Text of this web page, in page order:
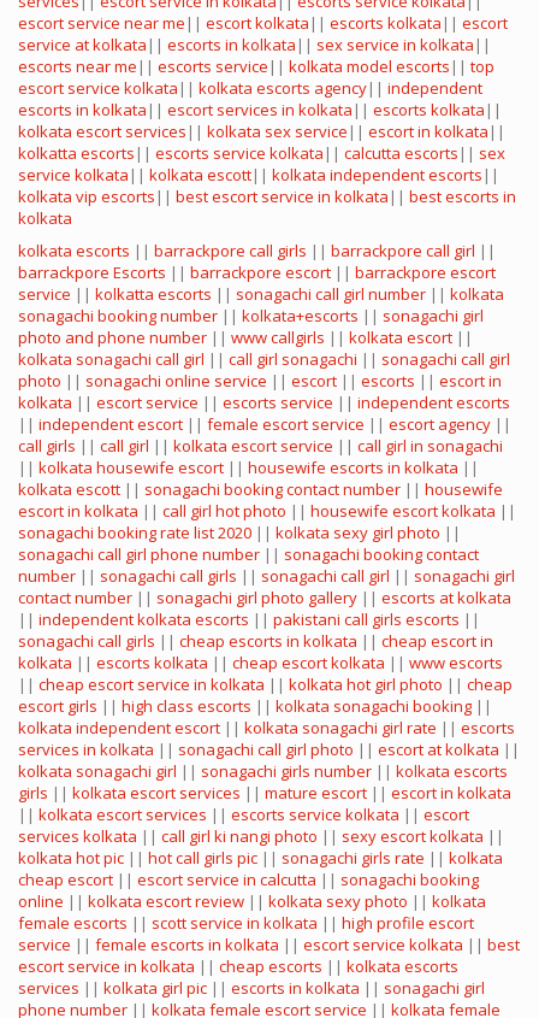
escort service near me || escort kolkata || escorts kolkata || escort
service at kolkata || escorts in kolkata || sex service in kolkata ||
escorts near me || escorts service || kolkata model escorts || top
escort service kolkata || kolkata escorts agency|| independent
escorts in kolkata || escort services in kolkata || escorts kolkata ||
kolkata escort services || kolkata sex service || escort in kolkata ||
kolkatta escorts || escorts service kolkata || calcutta escorts || sex
service kolkata || kolkata escott|| kolkata independent escorts ||
kolkata vip escorts || best escort service in kolkata || best escorts in
kolkata
kolkata escorts || barrackpore call girls || barrackpore call girl ||
barrackpore Escorts || barrackpore escort || barrackpore escort
service || kolkatta escorts || sonagachi call girl number || kolkata
sonagachi booking number || kolkata+escorts || sonagachi girl
photo and phone number || www callgirls || kolkata escort ||
kolkata sonagachi call girl || call girl sonagachi || sonagachi call girl
photo || sonagachi online service || escort || escorts || escort in
kolkata || escort service || escorts service || independent escorts
|| independent escort || female escort service || escort agency ||
call girls || call girl || kolkata escort service || call girl in sonagachi
|| kolkata housewife escort || housewife escorts in kolkata ||
kolkata escott || sonagachi booking contact number || housewife
escort in kolkata || call girl hot photo || housewife escort kolkata ||
sonagachi booking rate list 2020 || kolkata sexy girl photo ||
sonagachi call girl phone number || sonagachi booking contact
number || sonagachi call girls || sonagachi call girl || sonagachi girl
contact number || sonagachi girl photo gallery || escorts at kolkata
|| independent kolkata escorts || pakistani call girls escorts ||
sonagachi call girls || cheap escorts in kolkata || cheap escort in
kolkata || escorts kolkata || cheap escort kolkata || www escorts
|| cheap escort service in kolkata || kolkata hot girl photo || cheap
escort girls || high class escorts || kolkata sonagachi booking ||
kolkata independent escort || kolkata sonagachi girl rate || escorts
services in kolkata || sonagachi call girl photo || escort at kolkata ||
kolkata sonagachi girl || sonagachi girls number || kolkata escorts
girls || kolkata escort services || mature escort || escort in kolkata
|| kolkata escort services || escorts service kolkata || escort
services kolkata || call girl ki nangi photo || sexy escort kolkata ||
kolkata hot pic || hot call girls pic || sonagachi girls rate || kolkata
cheap escort || escort service in calcutta || sonagachi booking
online || kolkata escort review || kolkata sexy photo || kolkata
female escorts || scott service in kolkata || high profile escort
service || female escorts in kolkata || escort service kolkata || best
escort service in kolkata || cheap escorts || kolkata escorts
services || kolkata girl pic || escorts in kolkata || sonagachi girl
phone number || kolkata female escort service || kolkata female